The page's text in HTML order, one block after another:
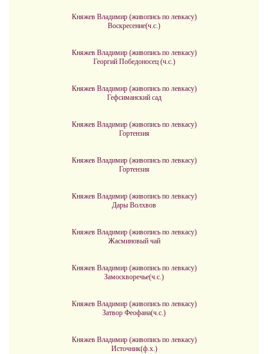
Княжев Владимир (живопись по левкасу)
Воскресение(ч.с.)
Княжев Владимир (живопись по левкасу)
Георгий Победоносец (ч.с.)
Княжев Владимир (живопись по левкасу)
Гефсиманский сад
Княжев Владимир (живопись по левкасу)
Гортензия
Княжев Владимир (живопись по левкасу)
Гортензия
Княжев Владимир (живопись по левкасу)
Дары Волхвов
Княжев Владимир (живопись по левкасу)
Жасминовый чай
Княжев Владимир (живопись по левкасу)
Замоскворечье(ч.с.)
Княжев Владимир (живопись по левкасу)
Затвор Феофана(ч.с.)
Княжев Владимир (живопись по левкасу)
Источник(ф.х.)